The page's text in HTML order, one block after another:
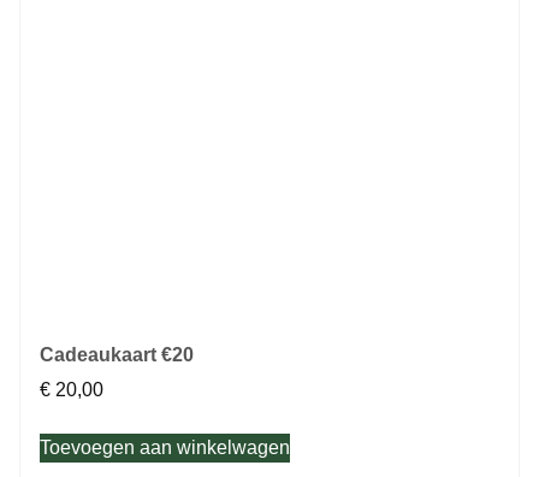
Cadeaukaart €20
€ 20,00
Toevoegen aan winkelwagen